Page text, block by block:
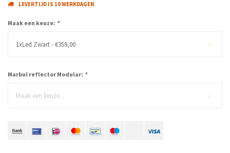
LEVERTIJD IS 10 WERKDAGEN
Maak een keuze: *
1xLed Zwart - €359,00
Marbul reflector Modular: *
Maak een keuze...